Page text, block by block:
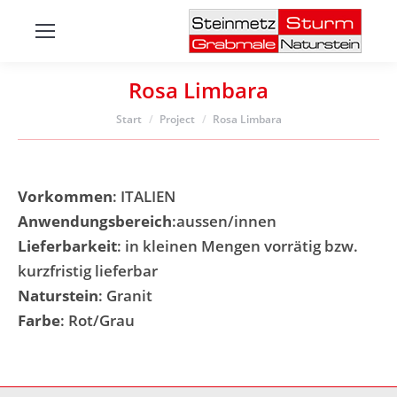
Rosa Limbara
Sie befinden sich hier:
Start Project Rosa Limbara
Vorkommen: ITALIEN
Anwendungsbereich:aussen/innen
Lieferbarkeit: in kleinen Mengen vorrätig bzw.
kurzfristig lieferbar
Naturstein: Granit
Farbe: Rot/Grau